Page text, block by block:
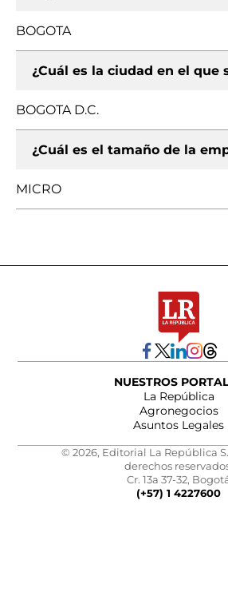
BOGOTA
¿Cuál es la ciudad en el que
BOGOTA D.C.
¿Cuál es el tamaño de la
MICRO
NUESTROS
La República
Agronegocios
Asuntos Legales
© 2026, Editorial La República
derechos
Cr. 13a 37-32,
(+57) 1 4227600